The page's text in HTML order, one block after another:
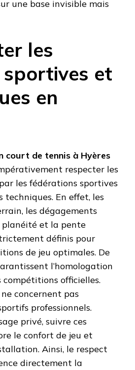
une base invisible mais
les
et
en
court de tennis à Hyères
respecter les
les fédérations sportives
techniques. En effet, les
les dégagements
planéité et la pente
définis pour
de jeu optimales. De
l’homologation
officielles.
concernent pas
professionnels.
privé, suivre ces
le confort de jeu et
Ainsi, le respect
directement la